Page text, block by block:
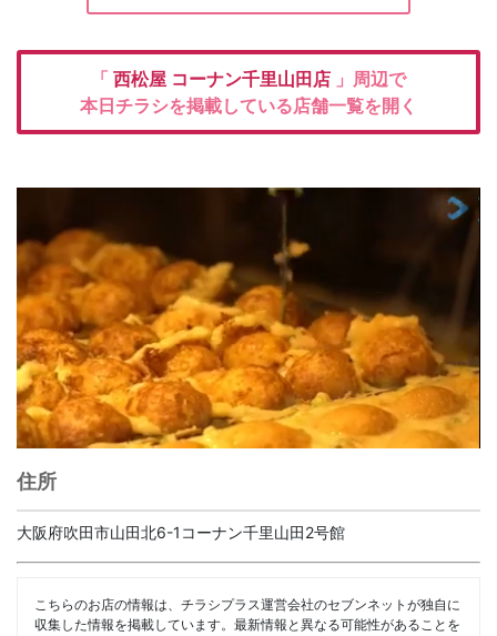
「 西松屋 コーナン千里山田店 」周辺で
本日チラシを掲載している店舗一覧を開く
住所
大阪府吹田市山田北6-1コーナン千里山田2号館
こちらのお店の情報は、チラシプラス運営会社のセブンネットが独自に
収集した情報を掲載しています。最新情報と異なる可能性があることを